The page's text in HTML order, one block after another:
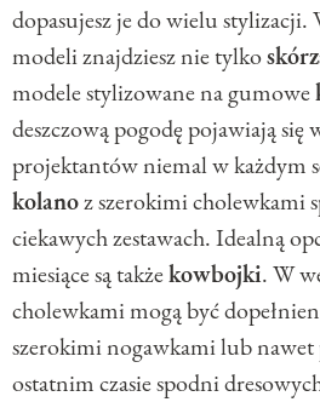
dopasujesz je do wielu stylizacji.
modeli znajdziesz nie tylko
modele stylizowane na gumowe
deszczową pogodę pojawiają się
projektantów niemal w każdym
kolanoz szerokimi cholewkami
ciekawych zestawach. Idealną
miesiące są takżekowbojki. W
cholewkami mogą być
szerokimi nogawkami lub
ostatnim czasie spodni